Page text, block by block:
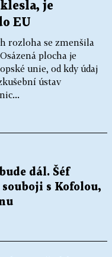
je
EU
rozloha se zmenšila
plocha je
unie, od kdy údaj
ústav
dál. Šéf
s Kofolou,